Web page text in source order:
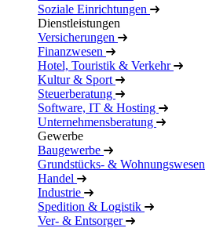
Soziale Einrichtungen
Dienstleistungen
Versicherungen
Finanzwesen
Hotel, Touristik & Verkehr
Kultur & Sport
Steuerberatung
Software, IT & Hosting
Unternehmensberatung
Gewerbe
Baugewerbe
Grundstücks- & Wohnungswesen
Handel
Industrie
Spedition & Logistik
Ver- & Entsorger